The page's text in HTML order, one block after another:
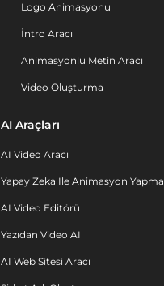
Logo Animasyonu
İntro Aracı
Animasyonlu Metin Aracı
Video Oluşturma
AI Araçları
AI Video Aracı
Yapay Zeka Ile Animasyon Yapma
AI Video Editörü
Yazıdan Video AI
AI Web Sitesi Aracı